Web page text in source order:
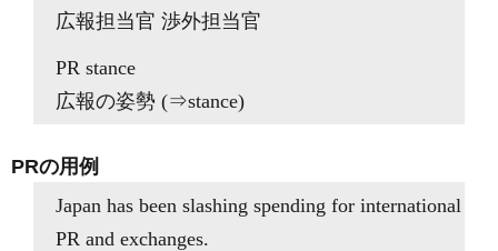
広報担当官 渉外担当官
PR stance
広報の姿勢 (⇒stance)
PRの用例
Japan has been slashing spending for international
PR and exchanges.